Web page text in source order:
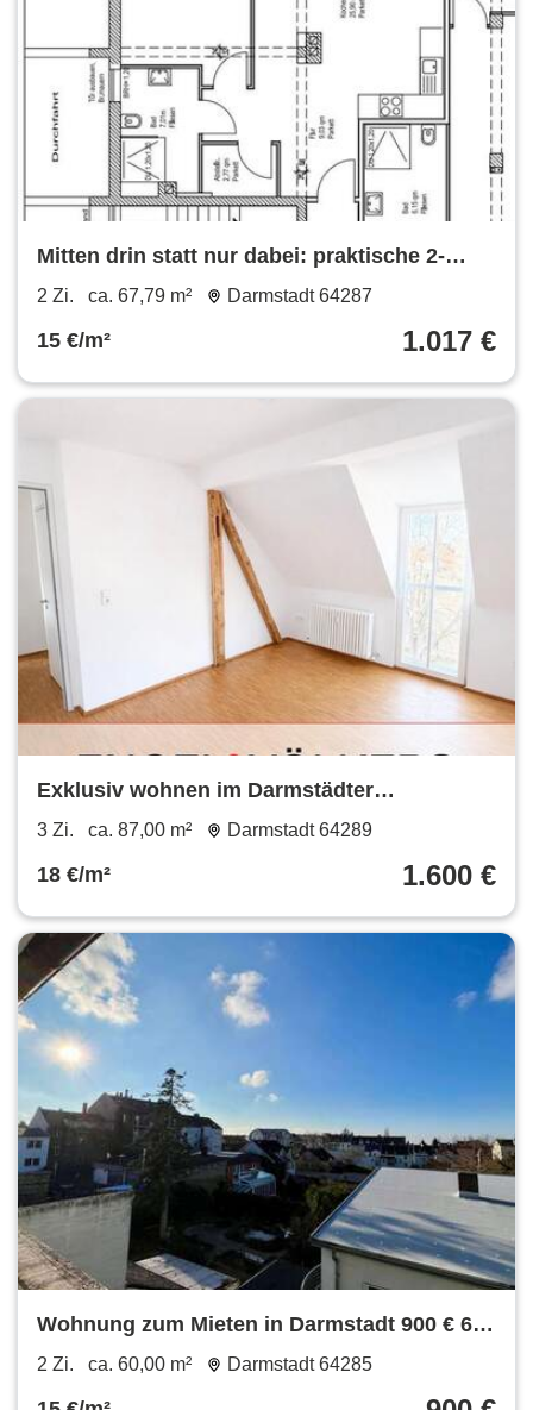
Mitten drin statt nur dabei: praktische 2-
Zimmer-Wohnung
2 Zi. ca. 67,79 m² Darmstadt 64287
15 €/m² 1.017 €
Exklusiv wohnen im Darmstädter
Martinsviertel: Stilvoll sanierte
ruhigem Flair
3 Zi. ca. 87,00 m² Darmstadt 64289
18 €/m² 1.600 €
Wohnung zum Mieten in Darmstadt 900 € 60
m²
2 Zi. ca. 60,00 m² Darmstadt 64285